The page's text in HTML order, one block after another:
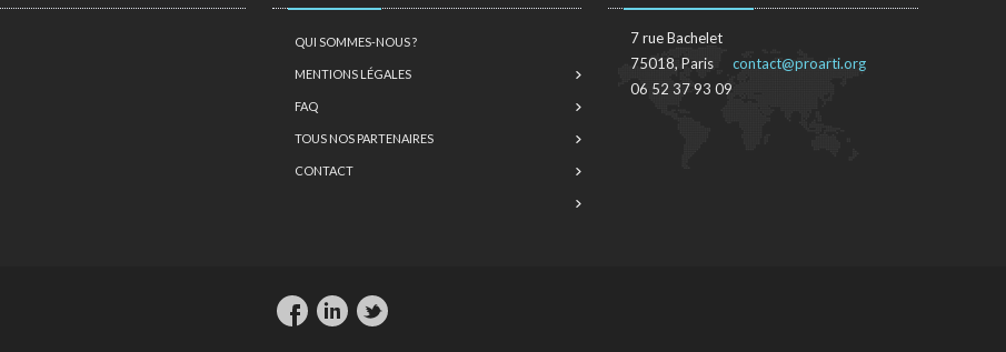
QUI SOMMES-NOUS ?
MENTIONS LÉGALES
FAQ
TOUS NOS PARTENAIRES
CONTACT
7 rue Bachelet
75018, Paris
06 52 37 93 09
contact@proarti.org